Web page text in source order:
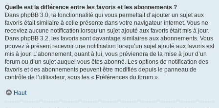
Quelle est la différence entre les favoris et les abonnements ?
Dans phpBB 3.0, la fonctionnalité qui vous permettait d’ajouter un sujet aux
favoris était similaire à celle présente dans votre navigateur internet. Vous ne
receviez aucune notification lorsqu’un sujet ajouté aux favoris était mis à jour.
Dans phpBB 3.2, les favoris sont davantage similaires aux abonnements. Vous
pouvez à présent recevoir une notification lorsqu’un sujet ajouté aux favoris est
mis à jour. L’abonnement, quant à lui, vous préviendra de la mise à jour d’un
forum ou d’un sujet auquel vous êtes abonné. Les options de notification des
favoris et des abonnements peuvent être modifiés depuis le panneau de
contrôle de l’utilisateur, sous les « Préférences du forum ».
Haut